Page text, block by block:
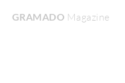
GRAMADO MagazineHome